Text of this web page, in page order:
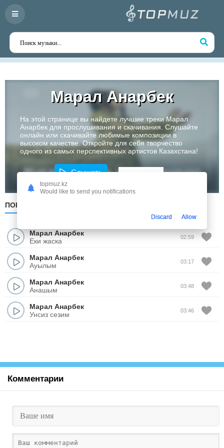
Марал Анарбек
На этой странице вы найдете лучшие треки Марал
Анарбек для прослушивания и скачивания. Слушайте
онлайн или скачивайте любимые композиции в
высоком качестве. Откройте для себя творчество
одного из самых перспективных артистов Казахстана!
Слушать
ПОПУЛЯРНЫЕ
Марал Анарбек
Еки жаска
02:59
Марал Анарбек
Ауылым
03:17
Марал Анарбек
Анашым
03:48
Марал Анарбек
Унсиз сезим
03:46
Комментарии
topmuz.kz
Would like to send you notifications
Discard Allow